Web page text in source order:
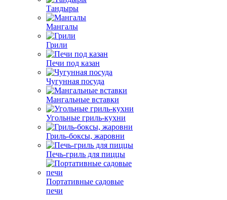
Тандыры
Мангалы
Грили
Печи под казан
Чугунная посуда
Мангальные вставки
Угольные гриль-кухни
Гриль-боксы, жаровни
Печь-гриль для пиццы
Портативные садовые
печи